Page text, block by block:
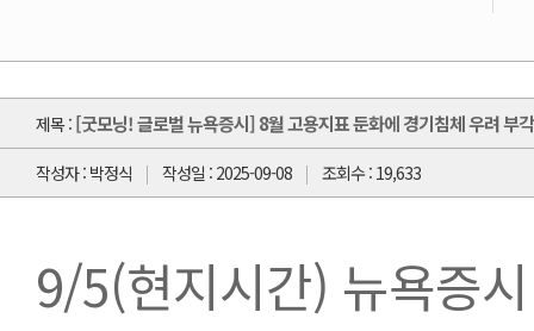
제목 : [굿모닝! 글로벌 뉴욕증시] 8월 고용지표 둔화에 경기침체 우려 부
작성자 : 박정식 작성일 : 2025-09-08 조회수 : 19,633
9/5(현지시간) 뉴욕증